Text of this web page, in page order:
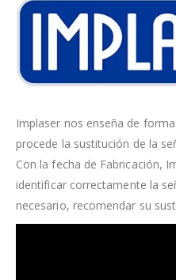
Implaser nos enseña de
procede la sustitución de la
Con la fecha de Fabricación,
identificar correctamente la
necesario, recomendar su